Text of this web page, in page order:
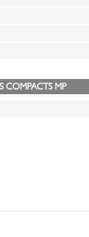
COMPACTS MP